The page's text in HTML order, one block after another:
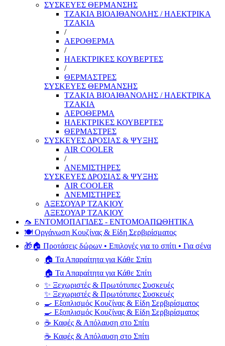
ΣΥΣΚΕΥΕΣ ΘΕΡΜΑΝΣΗΣ
ΤΖΑΚΙΑ ΒΙΟΑΙΘΑΝΟΛΗΣ / ΗΛΕΚΤΡΙΚΑ
ΤΖΑΚΙΑ
/
ΑΕΡΟΘΕΡΜΑ
/
ΗΛΕΚΤΡΙΚΕΣ ΚΟΥΒΕΡΤΕΣ
/
ΘΕΡΜΑΣΤΡΕΣ
ΣΥΣΚΕΥΕΣ ΘΕΡΜΑΝΣΗΣ
ΤΖΑΚΙΑ ΒΙΟΑΙΘΑΝΟΛΗΣ / ΗΛΕΚΤΡΙΚΑ
ΤΖΑΚΙΑ
ΑΕΡΟΘΕΡΜΑ
ΗΛΕΚΤΡΙΚΕΣ ΚΟΥΒΕΡΤΕΣ
ΘΕΡΜΑΣΤΡΕΣ
ΣΥΣΚΕΥΕΣ ΔΡΟΣΙΑΣ & ΨΥΞΗΣ
AIR COOLER
/
ΑΝΕΜΙΣΤΗΡΕΣ
ΣΥΣΚΕΥΕΣ ΔΡΟΣΙΑΣ & ΨΥΞΗΣ
AIR COOLER
ΑΝΕΜΙΣΤΗΡΕΣ
ΑΞΕΣΟΥΑΡ ΤΖΑΚΙΟΥ
ΑΞΕΣΟΥΑΡ ΤΖΑΚΙΟΥ
🦟 ΕΝΤΟΜΟΠΑΓΙΔΕΣ - ΕΝΤΟΜΟΑΠΩΘΗΤΙΚΑ
🍽️ Οργάνωση Κουζίνας & Είδη Σερβιρίσματος
🎁🏠 Προτάσεις δώρων • Επιλογές για το σπίτι • Για σένα
🏠 Τα Απαραίτητα για Κάθε Σπίτι
🏠 Τα Απαραίτητα για Κάθε Σπίτι
✨ Ξεχωριστές & Πρωτότυπες Συσκευές
✨ Ξεχωριστές & Πρωτότυπες Συσκευές
🍳 Εξοπλισμός Κουζίνας & Είδη Σερβιρίσματος
🍳 Εξοπλισμός Κουζίνας & Είδη Σερβιρίσματος
☕ Καφές & Απόλαυση στο Σπίτι
☕ Καφές & Απόλαυση στο Σπίτι